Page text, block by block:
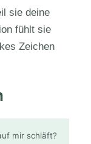
sie deine
fühlt sie
Zeichen
mir schläft?